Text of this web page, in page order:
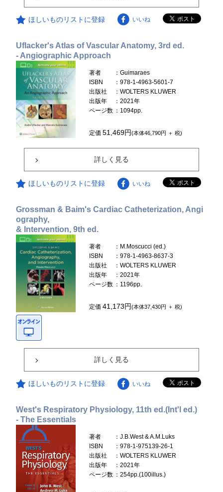
ほしいものリストに登録 いいね
Uflacker's Atlas of Vascular Anatomy, 3rd ed.
- Angiographic Approach
著者
：Guimaraes
ISBN
：978-1-4963-5601-7
出版社
：WOLTERS KLUWER
出版年
：2021年
ページ数 ：1094pp.
定価51,469円(本体46,790円 ＋ 税)
詳しく見る
ほしいものリストに登録 いいね
Grossman & Baim's Cardiac Catheterization, Angi
ography,
& Intervention, 9th ed.
著者
：M.Moscucci (ed.)
ISBN
：978-1-4963-8637-3
出版社
：WOLTERS KLUWER
出版年
：2021年
ページ数 ：1196pp.
定価41,173円(本体37,430円 ＋ 税)
詳しく見る
ほしいものリストに登録 いいね
West's Respiratory Physiology, 11th ed.(Int'l ed.)
- The Essentials
著者
：J.B.West & A.M.Luks
ISBN
：978-1-975139-26-1
出版社
：WOLTERS KLUWER
出版年
：2021年
ページ数 ：254pp.(100illus.)